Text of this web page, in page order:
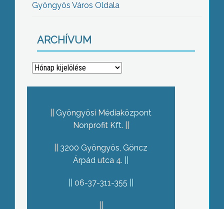
Gyöngyös Város Oldala
ARCHÍVUM
Archívum
Gyöngyösi Médiaközpont
Nonprofit Kft.
3200 Gyöngyös, Göncz
Árpád utca 4.
06-37-311-355